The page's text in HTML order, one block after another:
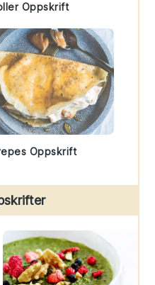
Oppskrift
Oppskrift